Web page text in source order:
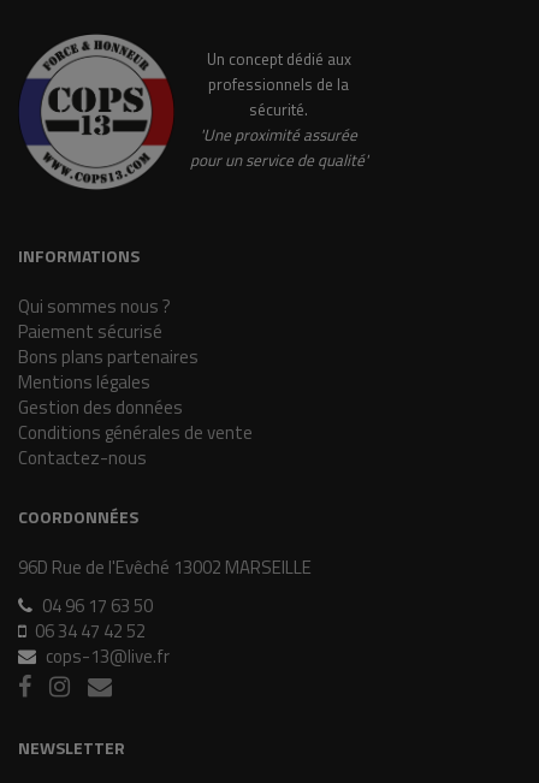
Un concept dédié aux
professionnels de la
sécurité.
'Une proximité assurée
pour un service de qualité'
INFORMATIONS
Qui sommes nous ?
Paiement sécurisé
Bons plans partenaires
Mentions légales
Gestion des données
Conditions générales de vente
Contactez-nous
COORDONNÉES
96D Rue de l'Evêché 13002 MARSEILLE
04 96 17 63 50
06 34 47 42 52
cops-13@live.fr
NEWSLETTER